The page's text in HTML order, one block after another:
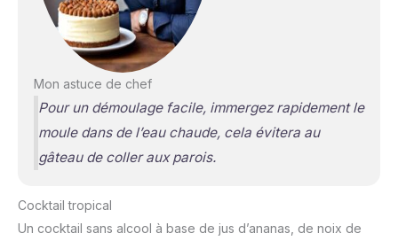
Mon astuce de chef
Pour un démoulage facile, immergez rapidement le
moule dans de l’eau chaude, cela évitera au
gâteau de coller aux parois.
Cocktail tropical
Un cocktail sans alcool à base de jus d’ananas, de noix de